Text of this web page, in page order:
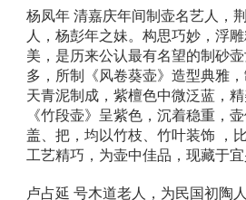
杨凤年 清嘉庆年间制壶名艺人，
人，杨彭年之妹。构思巧妙，浮
美，是历来公认最有名望的制砂
多，所制《风卷葵壶》造型典雅
天青泥制成，紫檀色中微泛蓝，精
《竹段壶》呈紫色，沉着稳重，
盖、把，均以竹枝、竹叶装饰 ，
工艺精巧，为壶中佳品，现藏于
卢占延 号木道老人，为民国初陶